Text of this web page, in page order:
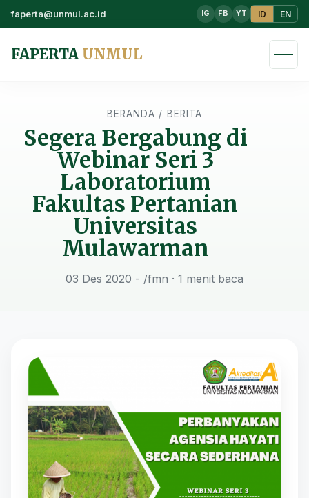
faperta@unmul.ac.id IG FB YT ID EN
FAPERTA UNMUL
BERANDA / BERITA
Segera Bergabung di
Webinar Seri 3
Laboratorium
Fakultas Pertanian
Universitas
Mulawarman
03 Des 2020 - /fmn · 1 menit baca